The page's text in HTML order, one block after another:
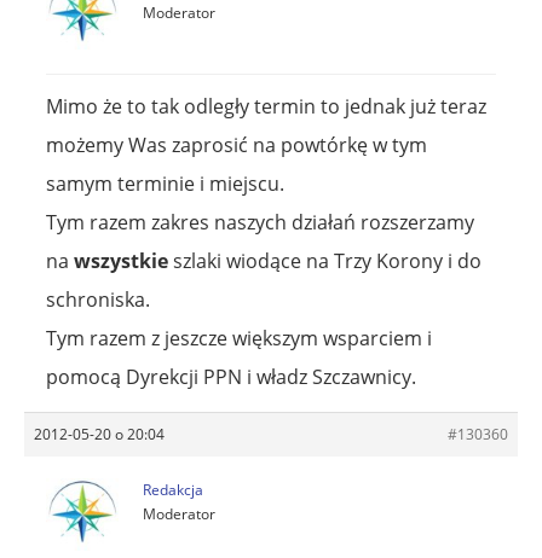
Moderator
Mimo że to tak odległy termin to jednak już teraz
możemy Was zaprosić na powtórkę w tym
samym terminie i miejscu.
Tym razem zakres naszych działań rozszerzamy
na wszystkieszlaki wiodące na Trzy Korony i do
schroniska.
Tym razem z jeszcze większym wsparciem i
pomocą Dyrekcji PPN i władz Szczawnicy.
2012-05-20 o 20:04 #130360
Redakcja
Moderator